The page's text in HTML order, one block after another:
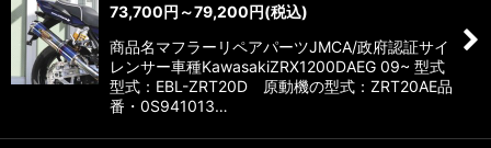
73,700円 ～79,200円(税込)
商品名マフラーリペアパーツJMCA/政府認証サイ
レンサー車種KawasakiZRX1200DAEG 09~ 型式
型式：EBL-ZRT20D 原動機の型式：ZRT20AE品
番・0S941013…